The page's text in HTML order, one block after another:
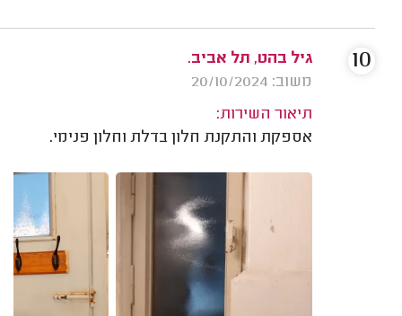
גיל בהט, תל אביב.
משוב: 20/10/2024
תיאור השירות:
אספקת והתקנת חלון בדלת וחלון פנימי.
10